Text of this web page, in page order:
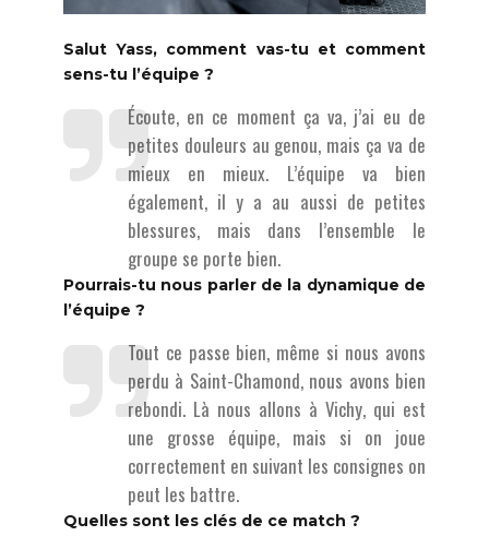
Salut Yass, comment vas-tu et comment
sens-tu l’équipe ?
Écoute, en ce moment ça va, j’ai eu de
petites douleurs au genou, mais ça va de
mieux en mieux. L’équipe va bien
également, il y a au aussi de petites
blessures, mais dans l’ensemble le
groupe se porte bien.
Pourrais-tu nous parler de la dynamique de
l’équipe ?
Tout ce passe bien, même si nous avons
perdu à Saint-Chamond, nous avons bien
rebondi. Là nous allons à Vichy, qui est
une grosse équipe, mais si on joue
correctement en suivant les consignes on
peut les battre.
Quelles sont les clés de ce match ?